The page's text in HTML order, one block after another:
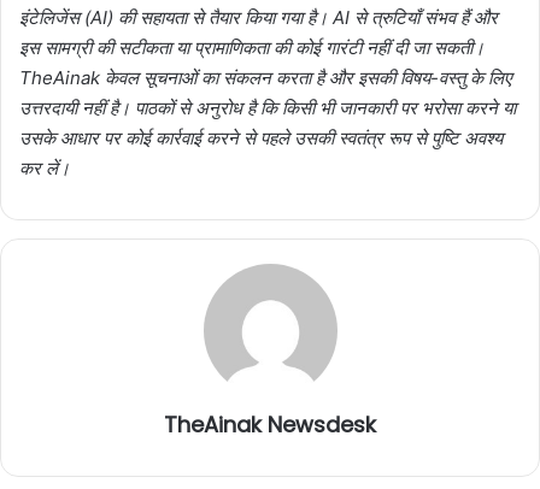
इंटेलिजेंस (AI) की सहायता से तैयार किया गया है। AI से त्रुटियाँ संभव हैं और
इस सामग्री की सटीकता या प्रामाणिकता की कोई गारंटी नहीं दी जा सकती।
TheAinak केवल सूचनाओं का संकलन करता है और इसकी विषय-वस्तु के लिए
उत्तरदायी नहीं है। पाठकों से अनुरोध है कि किसी भी जानकारी पर भरोसा करने या
उसके आधार पर कोई कार्रवाई करने से पहले उसकी स्वतंत्र रूप से पुष्टि अवश्य
कर लें।
TheAinak Newsdesk